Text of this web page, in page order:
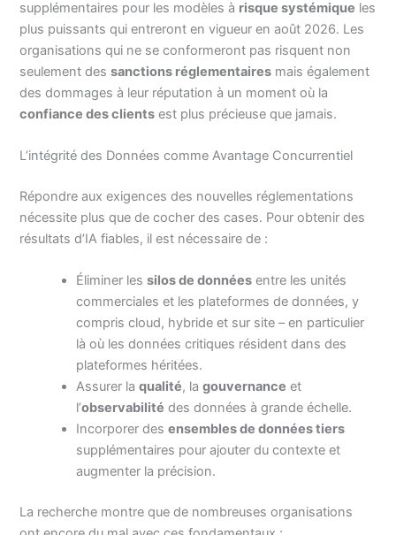
supplémentaires pour les modèles à risque systémique les
plus puissants qui entreront en vigueur en août 2026. Les
organisations qui ne se conformeront pas risquent non
seulement dessanctions réglementaires mais également
des dommages à leur réputation à un moment où la
confiance des clients est plus précieuse que jamais.
L’intégrité des Données comme Avantage Concurrentiel
Répondre aux exigences des nouvelles réglementations
nécessite plus que de cocher des cases. Pour obtenir des
résultats d’IA fiables, il est nécessaire de :
Éliminer lessilos de données entre les unités
commerciales et les plateformes de données, y
compris cloud, hybride et sur site – en particulier
là où les données critiques résident dans des
plateformes héritées.
Assurer laqualité, lagouvernance et
l’observabilité des données à grande échelle.
Incorporer desensembles de données tiers
supplémentaires pour ajouter du contexte et
augmenter la précision.
La recherche montre que de nombreuses organisations